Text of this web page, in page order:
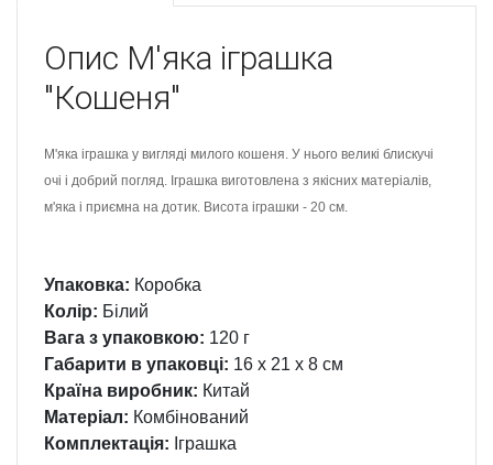
Опис М'яка іграшка
"Кошеня"
М'яка іграшка у вигляді милого кошеня. У нього великі блискучі
очі і добрий погляд. Іграшка виготовлена з якісних матеріалів,
м'яка і приємна на дотик. Висота іграшки - 20 см.
Упаковка: Коробка
Колір: Білий
Вага з упаковкою: 120 г
Габарити в упаковці: 16 x 21 x 8 см
Країна виробник: Китай
Матеріал: Комбінований
Комплектація: Іграшка